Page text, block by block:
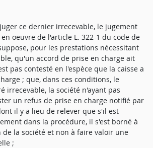
ce dernier irrecevable, le jugement
oeuvre de l'article L. 322-1 du code de
pour les prestations nécessitant
qu'un accord de prise en charge ait
pas contesté en l'espèce que la caisse a
; que, dans ces conditions, le
irrecevable, la société n'ayant pas
un refus de prise en charge notifié par
il y a lieu de relever que s'il est
dans la procédure, il s'est borné à
la société et non à faire valoir une
;